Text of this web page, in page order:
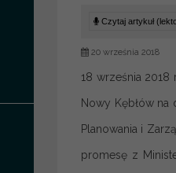
Czytaj artykuł
20 września 2018
18 września
Nowy Kębłów na
Planowania i
promesę z